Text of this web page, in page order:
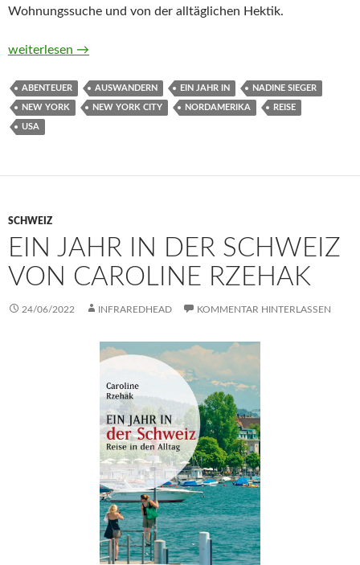
Wohnungssuche und von der alltäglichen Hektik.
Ein Jahr in New York: Reise in den Alltag von Nadine Sieger
weiterlesen →
ABENTEUER AUSWANDERN EIN JAHR IN NADINE SIEGER
NEW YORK NEW YORK CITY NORDAMERIKA REISE
USA
SCHWEIZ
EIN JAHR IN DER SCHWEIZ
VON CAROLINE RZEHAK
24/06/2022 INFRAREDHEAD KOMMENTAR HINTERLASSEN